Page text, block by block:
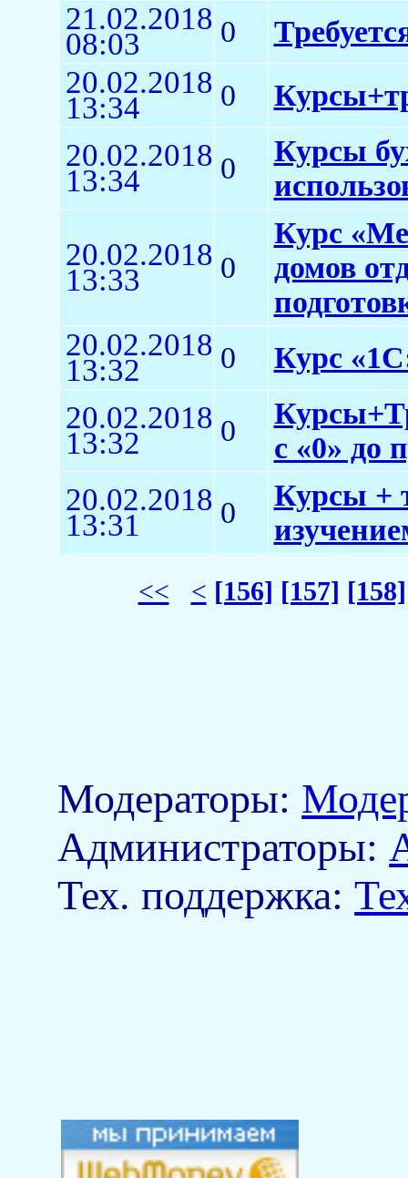
21.02.2018
08:03 0
20.02.2018
13:34 0
20.02.2018
13:34 0
Курсы
20.02.2018
13:33 0
Курс
домов
20.02.2018
13:32 0 Курс
20.02.2018
13:32 0
с «0» до
20.02.2018
13:31 0
Курсы +
<< < [156] [157] [158]
Модераторы:
Aдминистраторы:
Тех. поддержка: